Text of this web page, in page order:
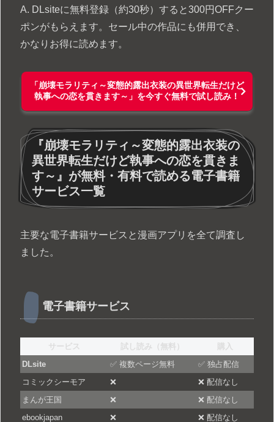
A. DLsiteに無料登録（約30秒）すると300円OFFクー
ポンがもらえます。セール中の作品にも併用でき、
かなりお得に読めます。
「崩壊モラリティ～変態的露出衣装の異世界転生だけど
執事への恋を貫きます～」を今すぐ無料で試し読み！
『崩壊モラリティ～変態的露出衣装の
異世界転生だけど執事への恋を貫きま
す～』が無料・有料で読める電子書籍
サービス一覧
主要な電子書籍サービスと漫画アプリを全て調査し
ました。
電子書籍サービス
サービス 試し読み（無料）
購入
DLsite
✅ 複数ページ無料
✅ 独占配信
コミックシーモア
❌
❌ 配信なし
まんが王国
❌
❌ 配信なし
ebookjapan
❌
❌ 配信なし